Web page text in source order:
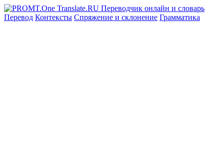
Перевод Контексты Спряжение и склонение Грамматика